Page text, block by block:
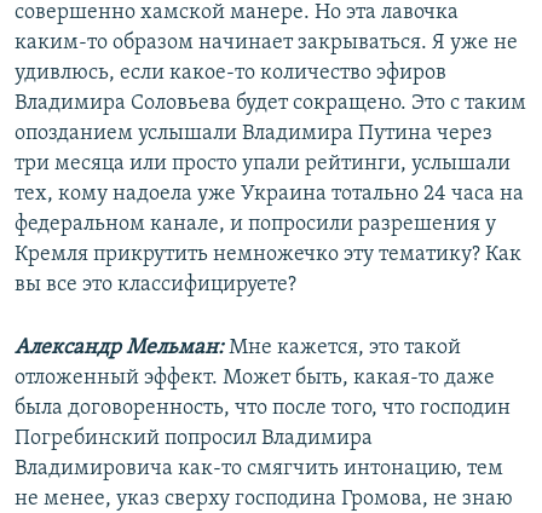
1080p
1080p
совершенно хамской манере. Но эта лавочка
каким-то образом начинает закрываться. Я уже не
удивлюсь, если какое-то количество эфиров
Владимира Соловьева будет сокращено. Это с таким
опозданием услышали Владимира Путина через
три месяца или просто упали рейтинги, услышали
тех, кому надоела уже Украина тотально 24 часа на
федеральном канале, и попросили разрешения у
Кремля прикрутить немножечко эту тематику? Как
вы все это классифицируете?
Александр Мельман:Мне кажется, это такой
отложенный эффект. Может быть, какая-то даже
была договоренность, что после того, что господин
Погребинский попросил Владимира
Владимировича как-то смягчить интонацию, тем
не менее, указ сверху господина Громова, не знаю